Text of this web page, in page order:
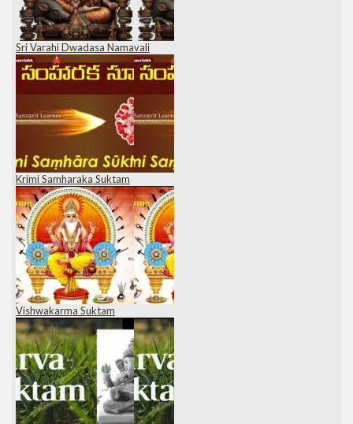
Sri Varahi Dwadasa Namavali
Krimi Samharaka Suktam
Vishwakarma Suktam